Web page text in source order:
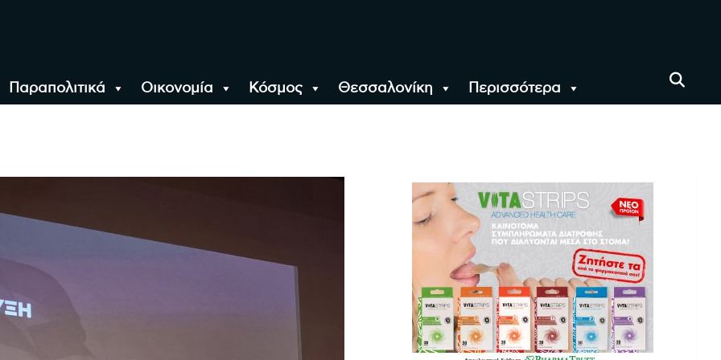
Παραπολιτικά Οικονομία Κόσμος Θεσσαλονίκη Περισσότερα